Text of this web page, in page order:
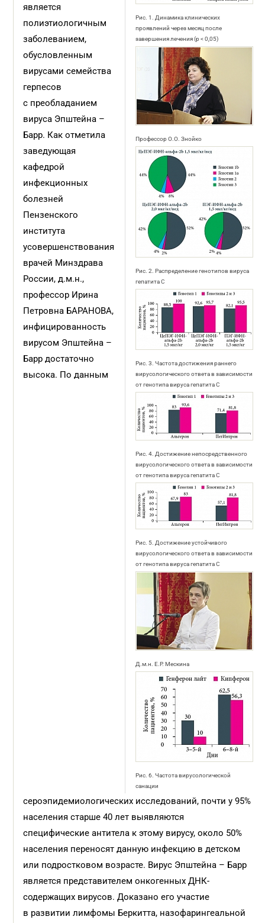
Рис. 1. Динамика клинических
проявлений через месяц после
завершения лечения (р < 0,05)
Профессор О.О. Знойко
Рис. 2. Распределение генотипов вируса
гепатита C
Рис. 3. Частота достижения раннего
вирусологического ответа в зависимости
от генотипа вируса гепатита C
Рис. 4. Достижение непосредственного
вирусологического ответа в зависимости
от генотипа вируса гепатита C
Рис. 5. Достижение устойчивого
вирусологического ответа в зависимости
от генотипа вируса гепатита C
Д.м.н. Е.Р. Мескина
Рис. 6. Частота вирусологической
санации
является
полиэтиологичным
заболеванием,
обусловленным
вирусами семейства
герпесов
с преобладанием
вируса Эпштейна –
Барр. Как отметила
заведующая
кафедрой
инфекционных
болезней
Пензенского
института
усовершенствования
врачей Минздрава
России, д.м.н.,
профессор Ирина
Петровна БАРАНОВА,
инфицированность
вирусом Эпштейна –
Барр достаточно
высока. По данным
сероэпидемиологических исследований, почти у 95%
населения старше 40 лет выявляются
специфические антитела к этому вирусу, около 50%
населения переносят данную инфекцию в детском
или подростковом возрасте. Вирус Эпштейна – Барр
является представителем онкогенных ДНК-
содержащих вирусов. Доказано его участие
в развитии лимфомы Беркитта, назофарингеальной